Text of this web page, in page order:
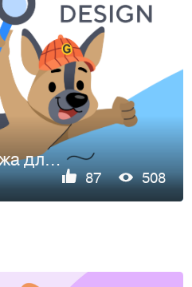
Дизайн персонажа для сайта
87 508